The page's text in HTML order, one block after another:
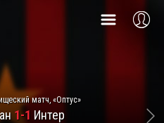
матч, «Оптус»
1-1 Интер